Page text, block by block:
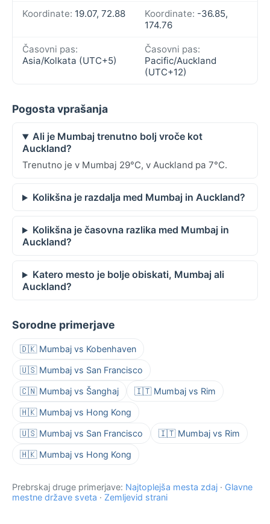
Koordinate: 19.07, 72.88 Koordinate: -36.85,
174.76
Časovni pas:
Asia/Kolkata (UTC+5)
Časovni pas:
Pacific/Auckland
(UTC+12)
Pogosta vprašanja
Ali je Mumbaj trenutno bolj vroče kot
Auckland?
Trenutno je v Mumbaj 29°C, v Auckland pa 7°C.
Kolikšna je razdalja med Mumbaj in Auckland?
Kolikšna je časovna razlika med Mumbaj in
Auckland?
Katero mesto je bolje obiskati, Mumbaj ali
Auckland?
Sorodne primerjave
🇩🇰 Mumbaj vs Kobenhaven
🇺🇸 Mumbaj vs San Francisco
🇨🇳 Mumbaj vs Šanghaj 🇮🇹 Mumbaj vs Rim
🇭🇰 Mumbaj vs Hong Kong
🇺🇸 Mumbaj vs San Francisco 🇮🇹 Mumbaj vs Rim
🇭🇰 Mumbaj vs Hong Kong
Prebrskaj druge primerjave: Najtoplejša mesta zdaj · Glavne
mestne države sveta · Zemljevid strani